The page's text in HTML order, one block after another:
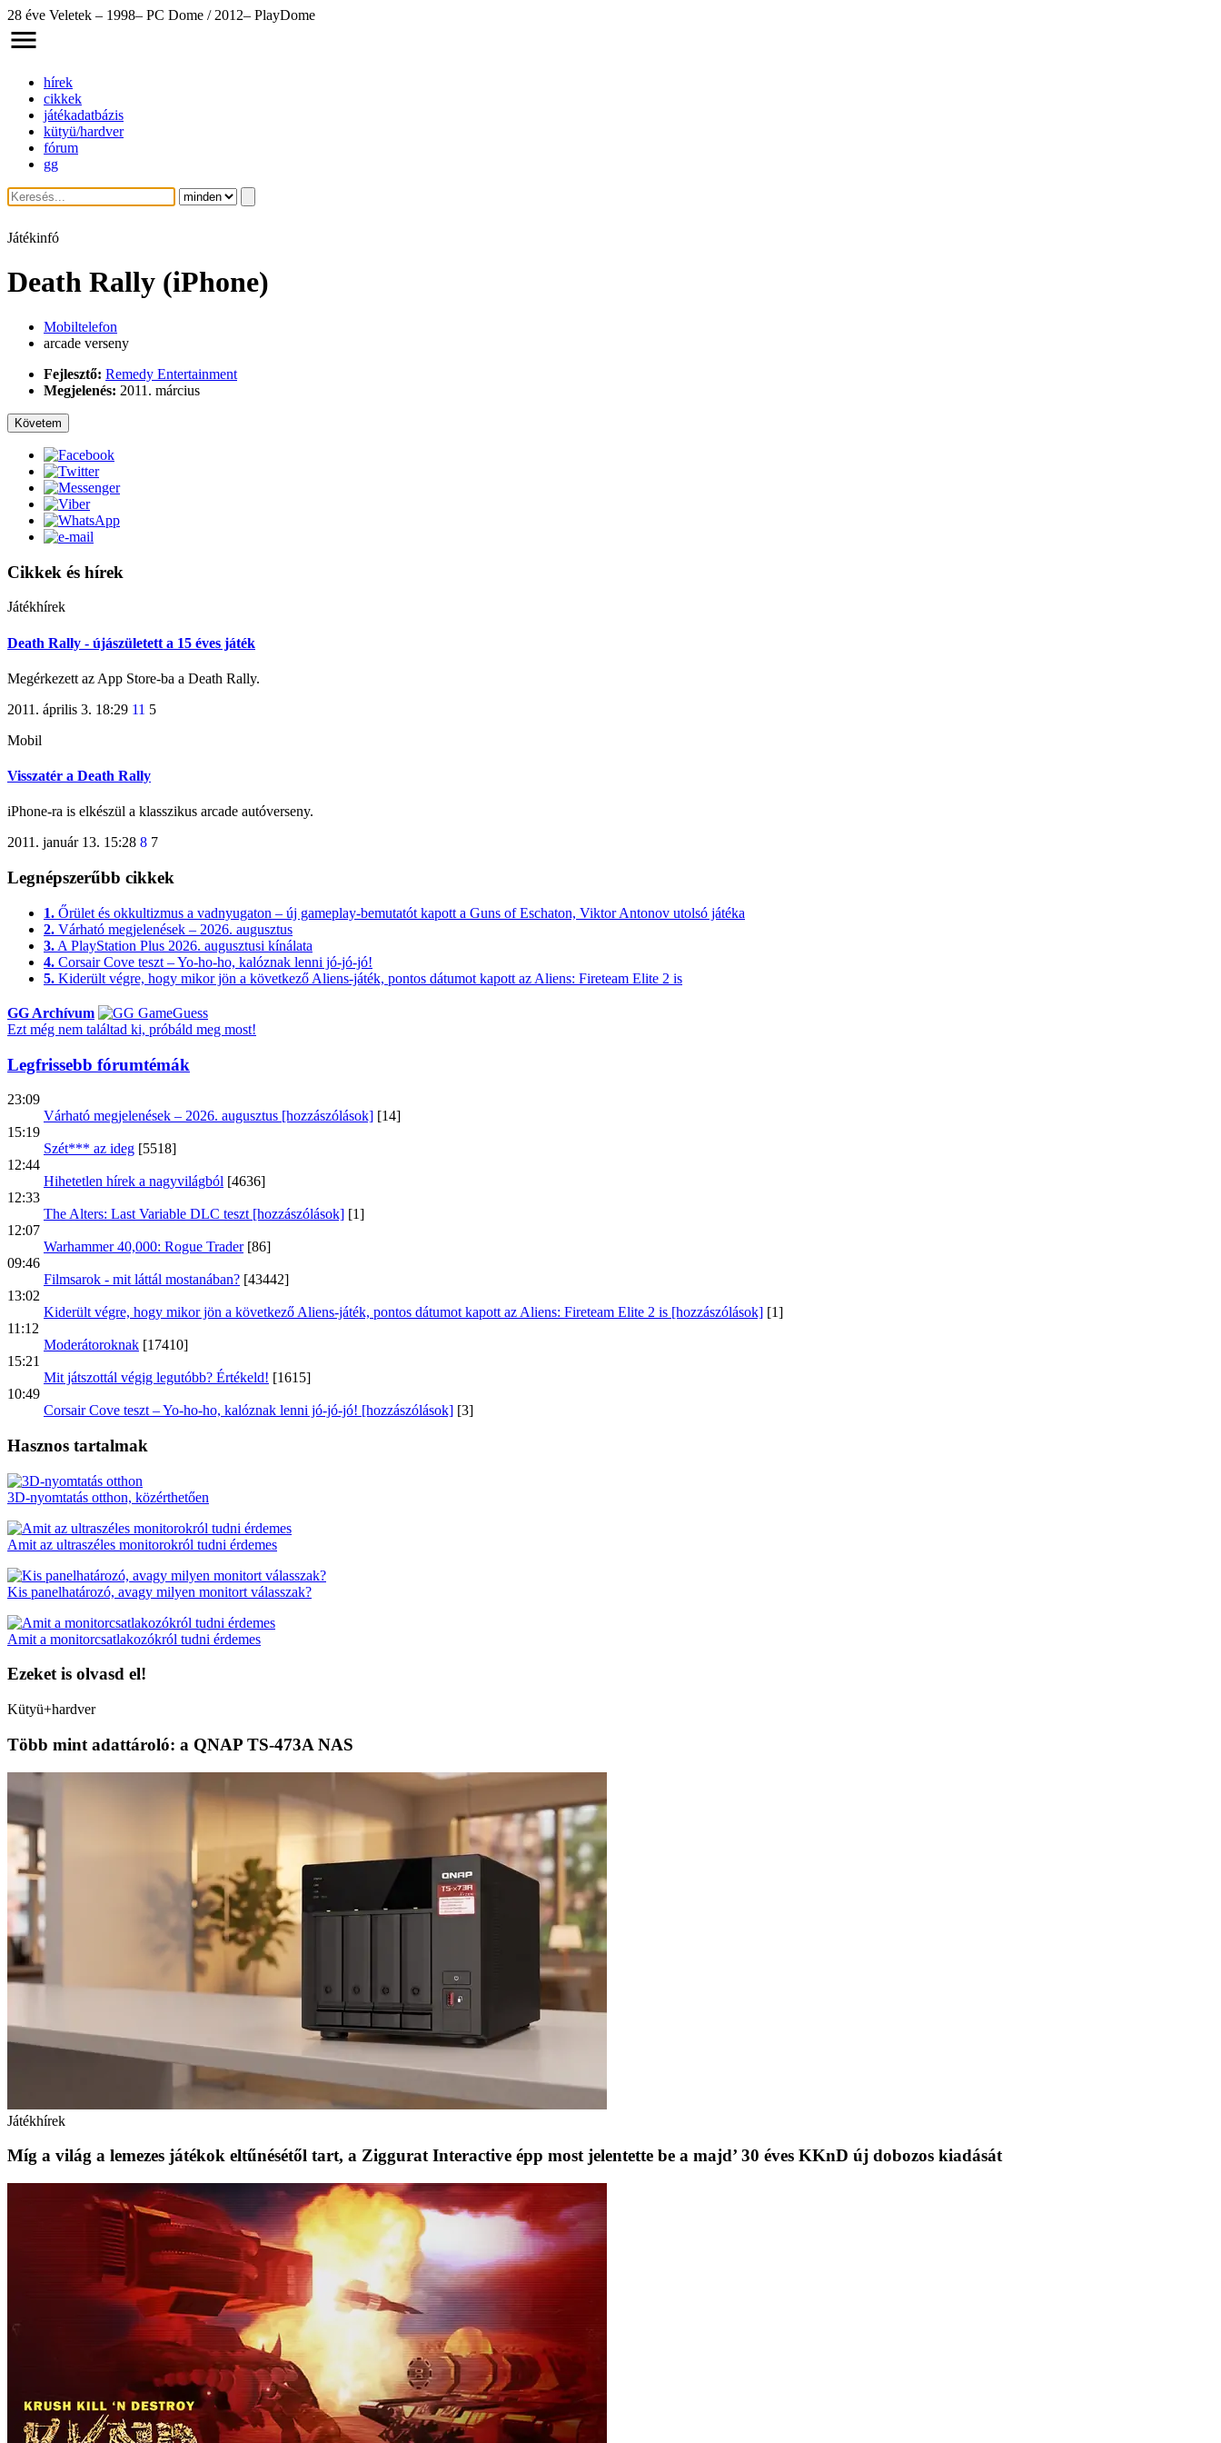
28 éve Veletek – 1998– PC Dome / 2012– PlayDome
hírek
cikkek
játékadatbázis
kütyü/hardver
fórum
gg
Játékinfó
Death Rally (iPhone)
Mobiltelefon
arcade verseny
Fejlesztő: Remedy Entertainment
Megjelenés: 2011. március
Követem
Cikkek és hírek
Játékhírek
Death Rally - újászületett a 15 éves játék
Megérkezett az App Store-ba a Death Rally.
2011. április 3. 18:29 11 5
Mobil
Visszatér a Death Rally
iPhone-ra is elkészül a klasszikus arcade autóverseny.
2011. január 13. 15:28 8 7
Legnépszerűbb cikkek
1. Őrület és okkultizmus a vadnyugaton – új gameplay-bemutatót kapott a Guns of Eschaton, Viktor Antonov utolsó játéka
2. Várható megjelenések – 2026. augusztus
3. A PlayStation Plus 2026. augusztusi kínálata
4. Corsair Cove teszt – Yo-ho-ho, kalóznak lenni jó-jó-jó!
5. Kiderült végre, hogy mikor jön a következő Aliens-játék, pontos dátumot kapott az Aliens: Fireteam Elite 2 is
GG Archívum
Ezt még nem találtad ki, próbáld meg most!
Legfrissebb fórumtémák
23:09
Várható megjelenések – 2026. augusztus [hozzászólások] [14]
15:19
Szét*** az ideg [5518]
12:44
Hihetetlen hírek a nagyvilágból [4636]
12:33
The Alters: Last Variable DLC teszt [hozzászólások] [1]
12:07
Warhammer 40,000: Rogue Trader [86]
09:46
Filmsarok - mit láttál mostanában? [43442]
13:02
Kiderült végre, hogy mikor jön a következő Aliens-játék, pontos dátumot kapott az Aliens: Fireteam Elite 2 is [hozzászólások] [1]
11:12
Moderátoroknak [17410]
15:21
Mit játszottál végig legutóbb? Értékeld! [1615]
10:49
Corsair Cove teszt – Yo-ho-ho, kalóznak lenni jó-jó-jó! [hozzászólások] [3]
Hasznos tartalmak
3D-nyomtatás otthon, közérthetően
Amit az ultraszéles monitorokról tudni érdemes
Kis panelhatározó, avagy milyen monitort válasszak?
Amit a monitorcsatlakozókról tudni érdemes
Ezeket is olvasd el!
Kütyü+hardver
Több mint adattároló: a QNAP TS-473A NAS
Játékhírek
Míg a világ a lemezes játékok eltűnésétől tart, a Ziggurat Interactive épp most jelentette be a majd’ 30 éves KKnD új dobozos kiadását